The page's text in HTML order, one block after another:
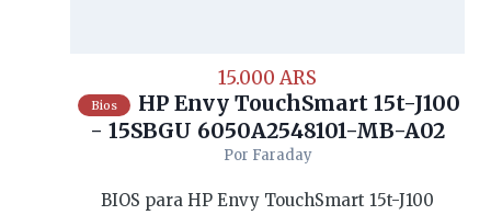
15.000 ARS
Bios
HP Envy TouchSmart 15t-J100
- 15SBGU 6050A2548101-MB-A02
Por Faraday
BIOS para HP Envy TouchSmart 15t-J100